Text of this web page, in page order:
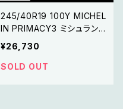
245/40R19 100Y MICHEL
IN PRIMACY3 ミシュラン
プライマシー3 【23年製】2
本セット
¥26,730
SOLD OUT